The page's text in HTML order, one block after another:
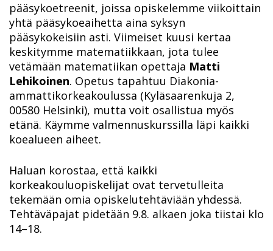
pääsykoetreenit, joissa opiskelemme viikoittain
yhtä pääsykoeaihetta aina syksyn
pääsykokeisiin asti. Viimeiset kuusi kertaa
keskitymme matematiikkaan, jota tulee
vetämään matematiikan opettaja Matti
Lehikoinen. Opetus tapahtuu Diakonia-
ammattikorkeakoulussa (Kyläsaarenkuja 2,
00580 Helsinki), mutta voit osallistua myös
etänä. Käymme valmennuskurssilla läpi kaikki
koealueen aiheet.
Haluan korostaa, että kaikki
korkeakouluopiskelijat ovat tervetulleita
tekemään omia opiskelutehtäviään yhdessä.
Tehtäväpajat pidetään 9.8. alkaen joka tiistai klo
14–18.